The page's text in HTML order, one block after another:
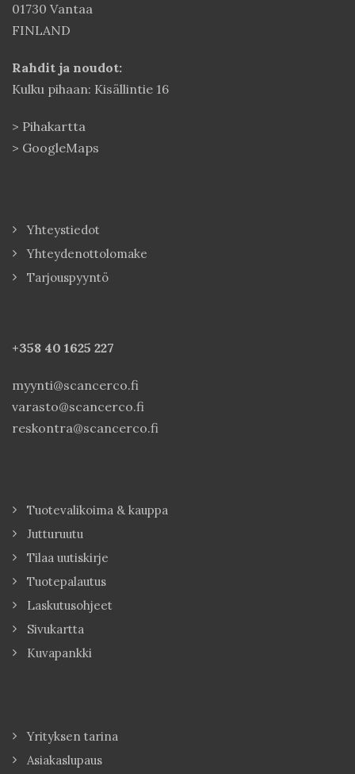
01730 Vantaa
FINLAND
Rahdit ja noudot:
Kulku pihaan: Kisällintie 16
> Pihakartta
> GoogleMaps
Yhteystiedot
Yhteydenottolomake
Tarjouspyyntö
+358 40 1625 227
myynti@scancerco.fi
varasto@scancerco.fi
reskontra@scancerco.fi
Tuotevalikoima & kauppa
Jutturuutu
Tilaa uutiskirje
Tuotepalautus
Laskutusohjeet
Sivukartta
Kuvapankki
Yrityksen tarina
Asiakaslupaus